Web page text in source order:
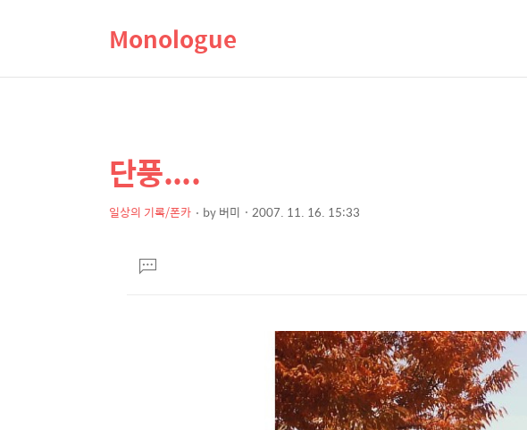
Monologue
상
세
컨
본
문
제
단풍....
일상의 기록/폰카 by버미 2007. 11. 16. 15:33
댓
글